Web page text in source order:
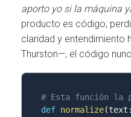
aporto yo si la máquina
producto es código,
claridad y entendimiento
Thurston—, el código
# Esta función la
def normalize(text :